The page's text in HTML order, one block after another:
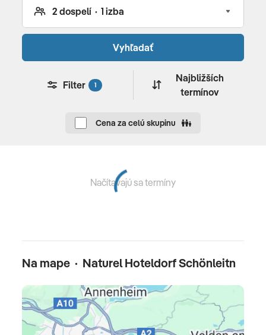
Vybavenie a služby hotela
recepcia • záhrada • slnečná terasa • reštaurácie •
vonkajší bazén s ležadlami a slnečníkmi • bazén pre deti
• obchod so suvenírmi • minimarket • Wi-Fi • služby
práčovne za poplatok • parkovisko • konferenčné
miestnosti • wellness centrum (vnútorný bazén, fínska
fitnes centrum • stolný tenis • cyklistika • golfové ihrisko
pre deti • detské kluby podľa veku • nabíjacia stanica pre
detský bazén • detské kluby podľa veku • animácie •
detská stolička • menu pre deti
Oficiálne hodnotenie
****
Vyhľadať
Filter 1
Najbližších
termínov
Cena za celú skupinu
Načítavajú sa termíny
Na mape · Naturel Hoteldorf Schönleitn